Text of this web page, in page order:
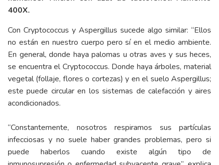
400X.
Con Cryptococcus y Aspergillus sucede algo similar: “Ellos
no están en nuestro cuerpo pero sí en el medio ambiente.
En general, donde haya palomas u otras aves y sus heces,
se encuentra el Cryptococcus. Donde haya árboles, material
vegetal (follaje, flores o cortezas) y en el suelo Aspergillus;
este puede circular en los sistemas de calefacción y aires
acondicionados.
“Constantemente, nosotros respiramos sus partículas
infecciosas y no suele haber grandes problemas, pero si
puede haberlos cuando existe algún tipo de